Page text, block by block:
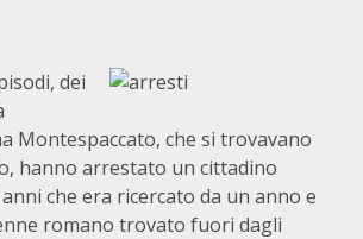
dei
Montespaccato, che si trovavano
hanno arrestato un cittadino
che era ricercato da un anno e
romano trovato fuori dagli